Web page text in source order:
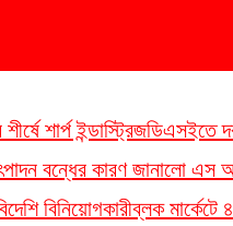
শার্প ইন্ডাস্ট্রিজডিএসইতে
বন্ধের কারণ জানালো এস
বিনিয়োগকারীব্লক মার্কেটে